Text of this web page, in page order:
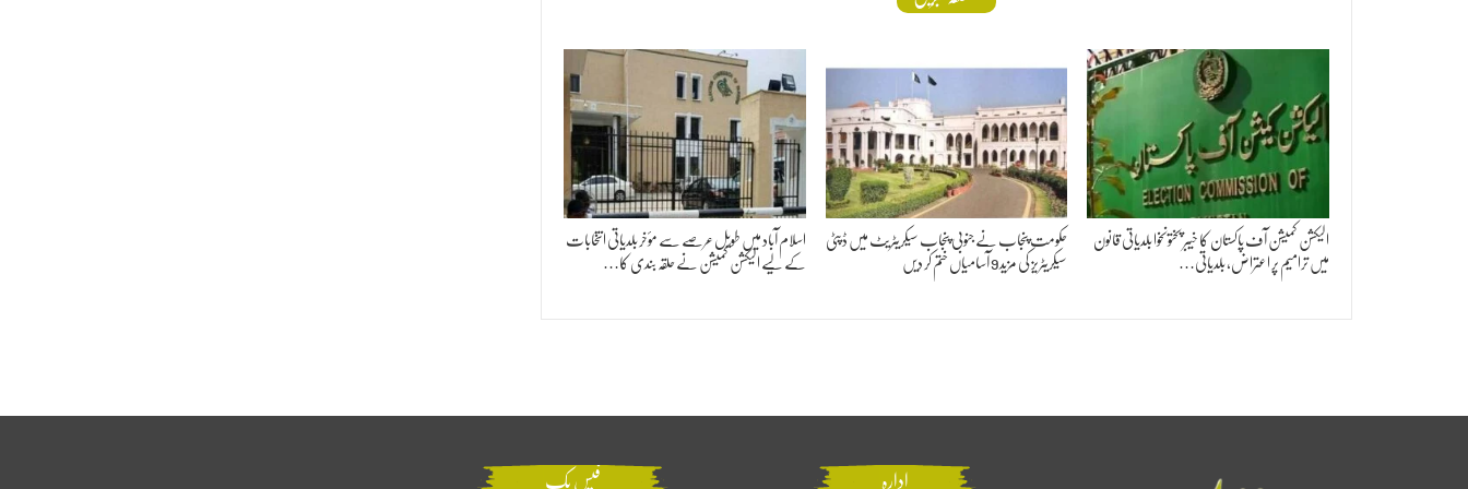
الیکشن کمیشن آف پاکستان کا خیبر پختونخوا بلدیاتی قانون
میں ترامیم پر اعتراض، بلدیاتی…
حکومت پنجاب نے جنوبی پنجاب سیکریٹریٹ میں ڈپٹی
سیکریٹریز کی مزید 9 آسامیاں ختم کر دیں
اسلام آباد میں طویل عرصے سے مؤخر بلدیاتی انتخابات
کے لیے الیکشن کمیشن نے حلقہ بندی کا…
ادارہ فیس بک